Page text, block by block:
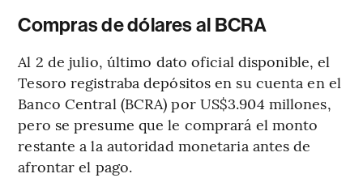
Compras de dólares al BCRA
Al 2 de julio, último dato oficial disponible, el
Tesoro registraba depósitos en su cuenta en el
Banco Central (BCRA) por US$3.904 millones,
pero se presume que le comprará el monto
restante a la autoridad monetaria antes de
afrontar el pago.